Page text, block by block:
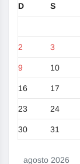
agosto 2026
D S
2 3
9 10
16 17
23 24
30 31